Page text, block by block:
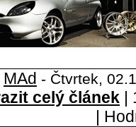
MAd - Čtvrtek,
celý článek |
|